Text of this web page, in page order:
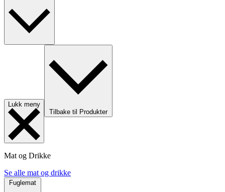
Lukk meny
Tilbake til Produkter
Mat og Drikke
Se alle mat og drikke